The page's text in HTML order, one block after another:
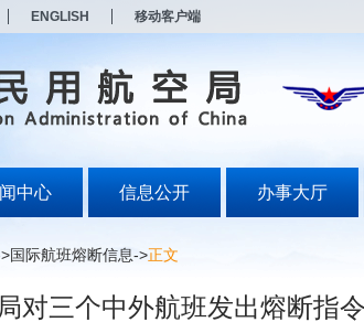
ENGLISH 移动客户端
中心 信息公开 办事大厅
国际航班熔断信息->正文
对三个中外航班发出熔断指令